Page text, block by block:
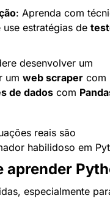
: Aprenda com
estratégias de
desenvolver um
um web scraper
de dados com
reais são
habilidoso em
aprender
especialmente